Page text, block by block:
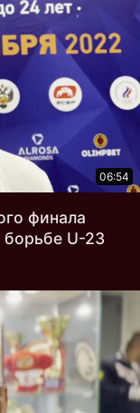
06:54
финала
борьбе U-23